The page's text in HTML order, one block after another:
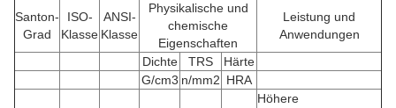
Santon-
Grad
ISO-
Klasse
ANSI-
Klasse
Physikalische und
chemische
Eigenschaften
Leistung und
Anwendungen
Dichte
TRS
Härte
G/cm3 n/mm2 HRA
Höhere